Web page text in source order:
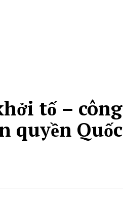
tố – công
quyền Quốc